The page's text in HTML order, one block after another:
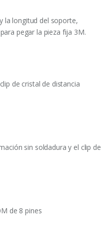
la longitud del soporte,
pegar la pieza fija 3M.
de cristal de distancia
sin soldadura y el clip de
de 8 pines